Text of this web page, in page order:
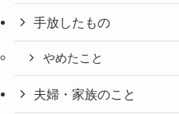
手放したもの
やめたこと
夫婦・家族のこと